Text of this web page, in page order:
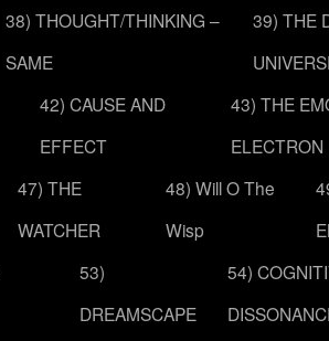
38) THOUGHT/THINKING –
SAME
39) THE
42) CAUSE AND
EFFECT
43) THE
ELECTRON
47) THE
WATCHER
48) Will O The
Wisp
53)
DREAMSCAPE
54)